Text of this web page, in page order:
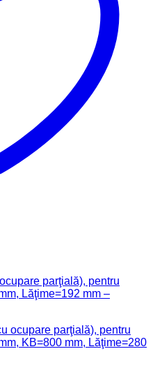
parţială), pentru
Lăţime=192 mm –